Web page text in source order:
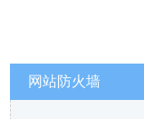
网站防火墙